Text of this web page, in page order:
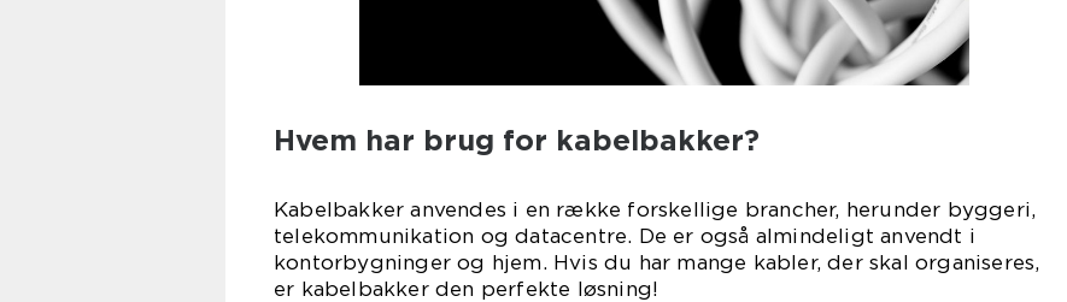
Hvem har brug for kabelbakker?
Kabelbakker anvendes i en række forskellige brancher, herunder byggeri,
telekommunikation og datacentre. De er også almindeligt anvendt i
kontorbygninger og hjem. Hvis du har mange kabler, der skal organiseres,
er kabelbakker den perfekte løsning!